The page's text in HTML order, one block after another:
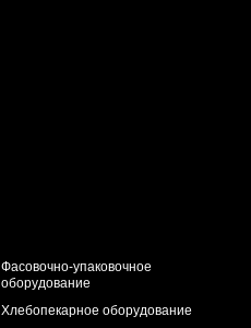
Фасовочно-упаковочное
оборудование
Хлебопекарное оборудование